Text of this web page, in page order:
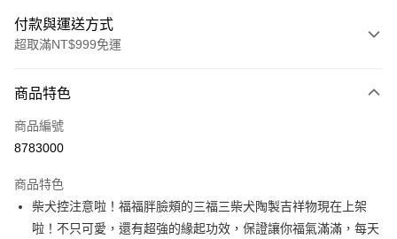
付款與運送方式
超取滿NT$999免運
信用卡一次付款
信用卡分期付款
合作金庫商業銀行
華南商業銀行
彰化商業銀行
上海商業儲蓄銀行
台北富邦商業銀行
超商取貨付款
LINE Pay
商品特色
商品編號
8783000
商品特色
柴犬控注意啦！福福胖臉頰的三福三柴犬陶製吉祥物現在上架
啦！不只可愛，還有超強的緣起功效，保證讓你福氣滿滿，每天